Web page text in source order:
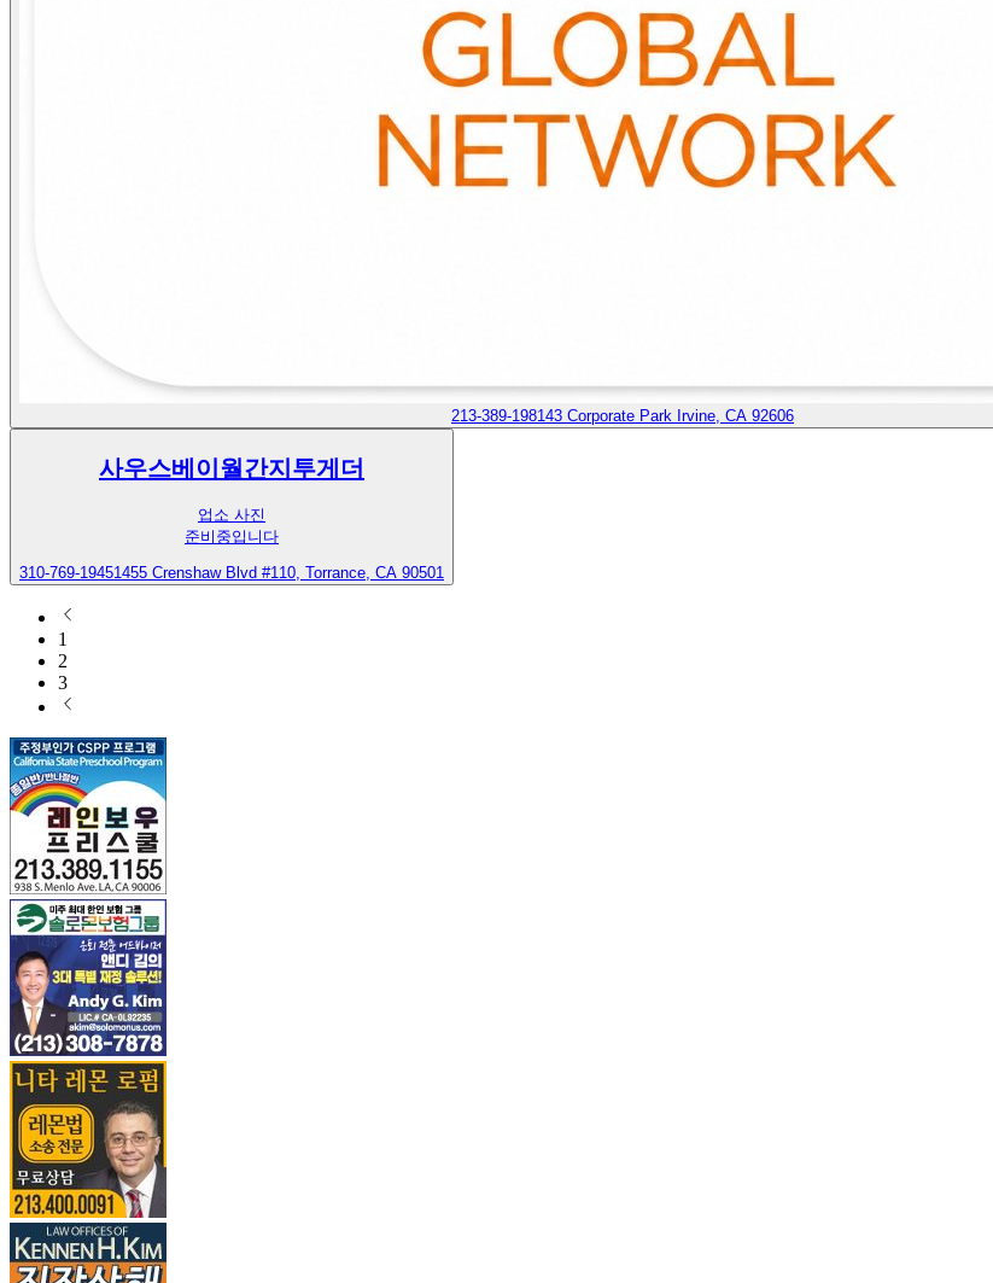
213-389-1981 43 Corporate Park Irvine, CA 92606
사우스베이월간지투게더
업소 사진
준비중입니다
310-769-19451455 Crenshaw Blvd #110, Torrance, CA 90501
1
2
3